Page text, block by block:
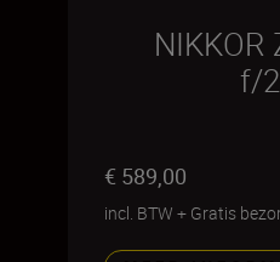
NIKKOR
f/
€ 589,00
incl. BTW + Gratis